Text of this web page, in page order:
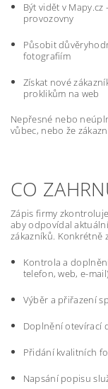
Být vidět v
provozovny
Působit
fotografiím
Získat nové
proklikům na web
Nepřesné nebo
vůbec, nebo že
CO
Zápis firmy
aby odpovídal
zákazníků. Konkrétně
Kontrola a
telefon, web, e-mail)
Výběr a přiřazení
Doplnění otevírací
Přidání kvalitních
Napsání popisu